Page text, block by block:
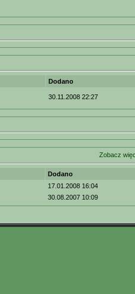
Dodano
30.11.2008 22:27
Zobacz
Dodano
17.01.2008 16:04
30.08.2007 10:09